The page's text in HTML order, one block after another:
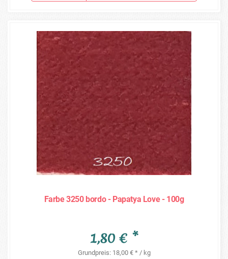
Farbe 3250 bordo - Papatya Love - 100g
1,80 € *
Grundpreis: 18,00 € * / kg